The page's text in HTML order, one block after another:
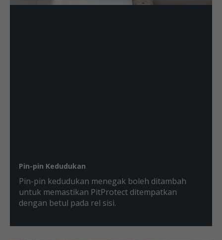
Pin-pin Kedudukan
Pin-pin kedudukan menegak boleh ditambah
untuk memastikan PitProtect ditempatkan
dengan betul pada rel sisi.